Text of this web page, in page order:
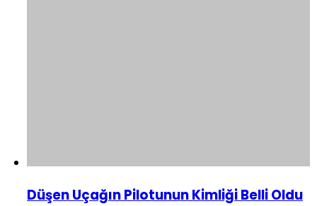
Düşen Uçağın Pilotunun Kimliği Belli Oldu